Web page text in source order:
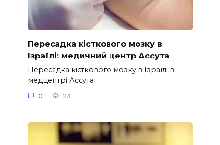
Пересадка кісткового мозку в
Ізраїлі: медичний центр Ассута
Пересадка кісткового мозку в Ізраїлі в
медцентрі Ассута
0 23